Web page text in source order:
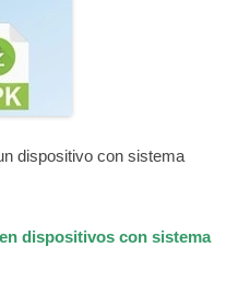
dispositivo con sistema
dispositivos con sistema